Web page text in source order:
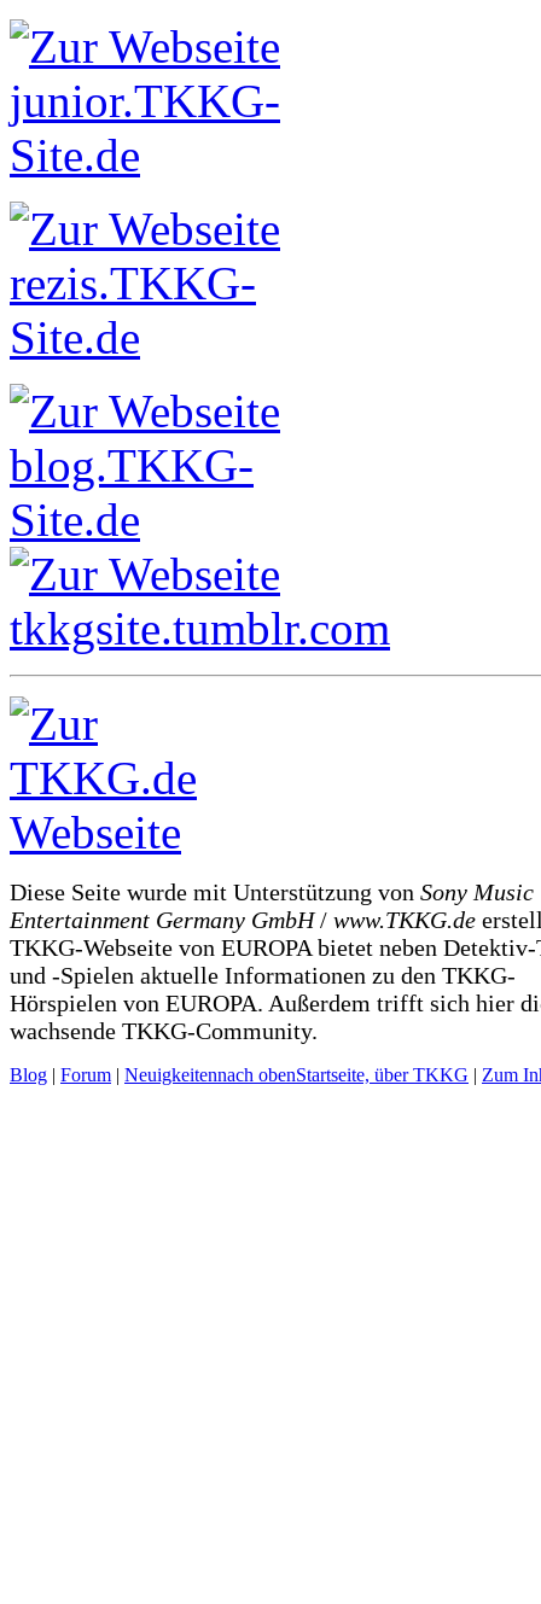
Diese Seite wurde mit Unterstützung von Sony Music
Entertainment Germany GmbH/ www.TKKG.de
TKKG-Webseite von EUROPA bietet neben
und -Spielen aktuelle Informationen zu den TKKG-
Hörspielen von EUROPA. Außerdem trifft sich hier
wachsende TKKG-Community.
Blog | Forum | Neuigkeitennach obenStartseite, über TKKG | Zum